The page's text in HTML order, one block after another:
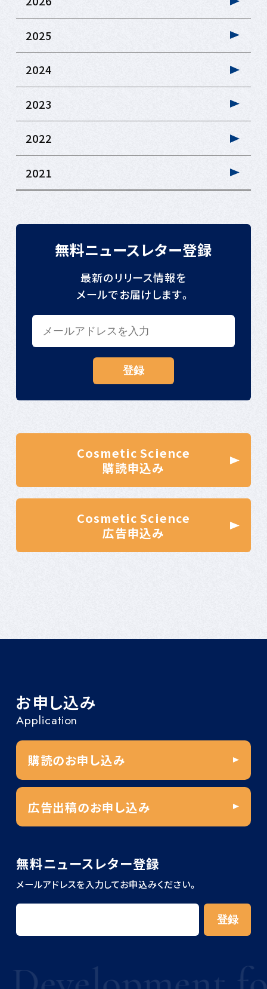
2025
2024
2023
2022
2021
無料ニュースレター登録
最新のリリース情報を
メールでお届けします。
Cosmetic Science
購読申込み
Cosmetic Science
広告申込み
お申し込み
Application
購読のお申し込み
広告出稿のお申し込み
無料ニュースレター登録
メールアドレスを入力してお申込みください。